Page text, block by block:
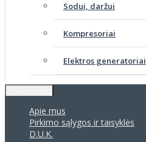
Sodui, daržui
Kompresoriai
Elektros generatoriai
Apie mus
Pirkimo sąlygos ir taisyklės
D.U.K.